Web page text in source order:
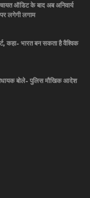
ऑडिट के बाद अब अनिवार्य
पर लगेगी लगाम
कहा- भारत बन सकता है वैश्विक
बोले- पुलिस मौखिक आदेश